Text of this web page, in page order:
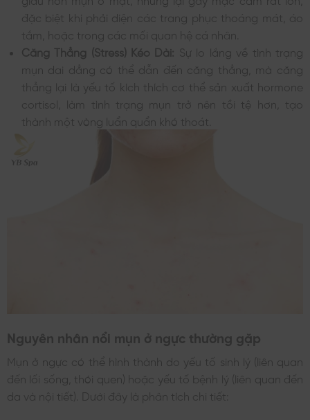
đặc biệt khi phải diện các trang phục thoáng mát, áo
tắm, hoặc trong các mối quan hệ cá nhân.
Căng Thẳng (Stress) Kéo Dài:
Sự lo lắng về tình trạng
mụn dai dẳng có thể dẫn đến căng thẳng, mà căng
thẳng lại là yếu tố kích thích cơ thể sản xuất hormone
cortisol, làm tình trạng mụn trở nên tồi tệ hơn, tạo
thành một vòng luẩn quẩn khó thoát.
Nguyên nhân nổi mụn ở ngực thường gặp
Mụn ở ngực có thể hình thành do yếu tố sinh lý (liên quan
đến lối sống, thói quen) hoặc yếu tố bệnh lý (liên quan đến
da và nội tiết). Dưới đây là phân tích chi tiết: